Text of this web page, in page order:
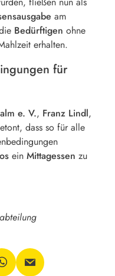
am
Bedürftigen ohne
erhalten.
für
e. V., Franz Lindl,
dass so für alle
ein Mittagessen zu